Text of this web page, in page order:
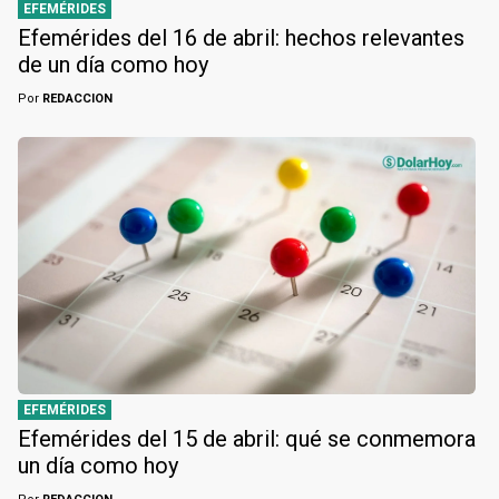
EFEMÉRIDES
Efemérides del 16 de abril: hechos relevantes
de un día como hoy
Por REDACCION
EFEMÉRIDES
Efemérides del 15 de abril: qué se conmemora
un día como hoy